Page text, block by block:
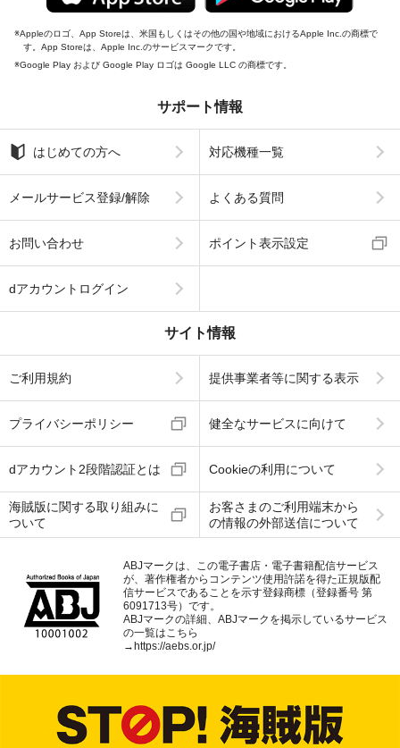
Appleのロゴ、App Storeは、米国もしくはその他の国や地域におけるApple Inc.の商標で
す。App Storeは、Apple Inc.のサービスマークです。
Google Play および Google Play ロゴは Google LLC の商標です。
サポート情報
はじめての方へ 対応機種一覧
メールサービス登録/解除 よくある質問
お問い合わせ ポイント表示設定
dアカウントログイン
サイト情報
ご利用規約 提供事業者等に関する表示
プライバシーポリシー 健全なサービスに向けて
dアカウント2段階認証とは Cookieの利用について
海賊版に関する取り組みに
ついて
お客さまのご利用端末から
の情報の外部送信について
ABJマークは、この電子書店・電子書籍配信サービス
が、著作権者からコンテンツ使用許諾を得た正規版配
信サービスであることを示す登録商標（登録番号 第
6091713号）です。
ABJマークの詳細、ABJマークを掲示しているサービス
の一覧はこちら
→ https://aebs.or.jp/